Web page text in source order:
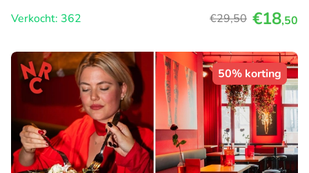
Verkocht: 362
€29,50 €18,50
50% korting